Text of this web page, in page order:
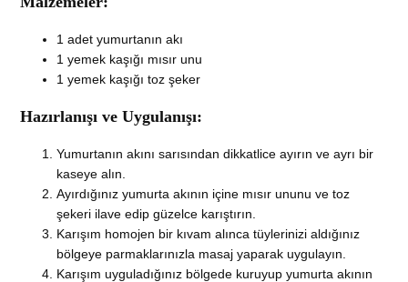
1 adet yumurtanın akı
1 yemek kaşığı mısır unu
1 yemek kaşığı toz şeker
Hazırlanışı ve Uygulanışı:
Yumurtanın akını sarısından dikkatlice ayırın ve ayrı bir
kaseye alın.
Ayırdığınız yumurta akının içine mısır ununu ve toz
şekeri ilave edip güzelce karıştırın.
Karışım homojen bir kıvam alınca tüylerinizi aldığınız
bölgeye parmaklarınızla masaj yaparak uygulayın.
Karışım uyguladığınız bölgede kuruyup yumurta akının